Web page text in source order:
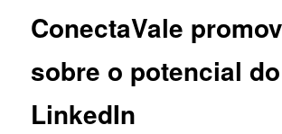
ConectaVale
sobre o potencial do
LinkedIn